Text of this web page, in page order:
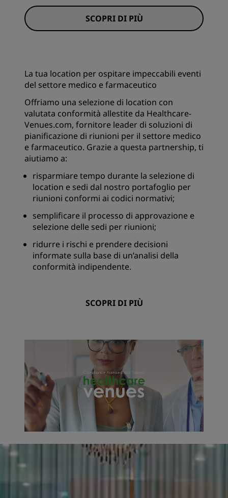
SCOPRI DI PIÙ
La tua location per ospitare impeccabili eventi
del settore medico e farmaceutico
Offriamo una selezione di location con
valutata conformità allestite da Healthcare-
Venues.com, fornitore leader di soluzioni di
pianificazione di riunioni per il settore medico
e farmaceutico. Grazie a questa partnership, ti
aiutiamo a:
risparmiare tempo durante la selezione di
location e sedi dal nostro portafoglio per
riunioni conformi ai codici normativi;
semplificare il processo di approvazione e
selezione delle sedi per riunioni;
ridurre i rischi e prendere decisioni
informate sulla base di un’analisi della
conformità indipendente.
SCOPRI DI PIÙ